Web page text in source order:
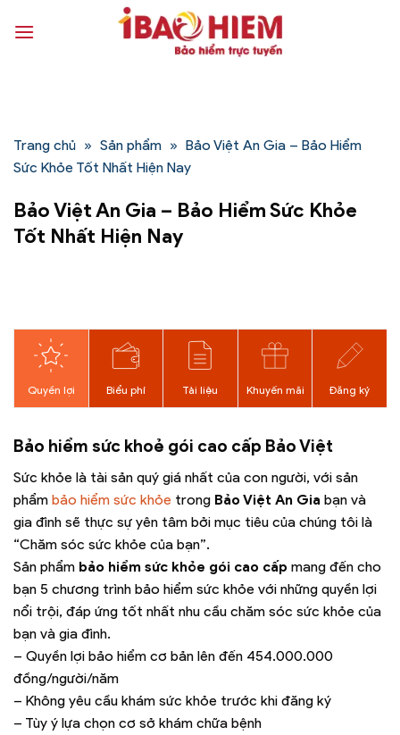
qua
Trang chủ » Sản phẩm » Bảo Việt An Gia – Bảo Hiểm
Sức Khỏe Tốt Nhất Hiện Nay
Bảo Việt An Gia – Bảo Hiểm Sức Khỏe
Tốt Nhất Hiện Nay
Quyền lợi Biểu phí Tài liệu Khuyến mãi Đăng ký
Bảo hiểm sức khoẻ gói cao cấp Bảo Việt
Sức khỏe là tài sản quý giá nhất của con người, với sản
phẩm bảo hiểm sức khỏe trong Bảo Việt An Gia bạn và
gia đình sẽ thực sự yên tâm bởi mục tiêu của chúng tôi là
“Chăm sóc sức khỏe của bạn”.
Sản phẩm bảo hiểm sức khỏe gói cao cấp mang đến cho
bạn 5 chương trình bảo hiểm sức khỏe với những quyền lợi
nổi trội, đáp ứng tốt nhất nhu cầu chăm sóc sức khỏe của
bạn và gia đình.
– Quyền lợi bảo hiểm cơ bản lên đến 454.000.000
đồng/người/năm
– Không yêu cầu khám sức khỏe trước khi đăng ký
– Tùy ý lựa chọn cơ sở khám chữa bệnh